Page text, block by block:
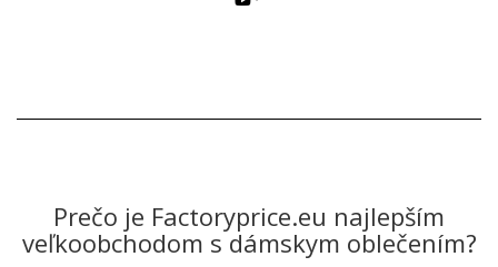
Prečo je Factoryprice.eu najlepším
veľkoobchodom s dámskym oblečením?